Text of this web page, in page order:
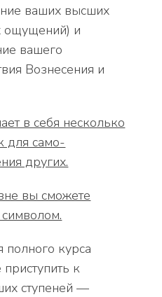
ваших высших
ощущений) и
вашего
Вознесения и
в себя несколько
для само-
других.
вы сможете
курса
к
ступеней —